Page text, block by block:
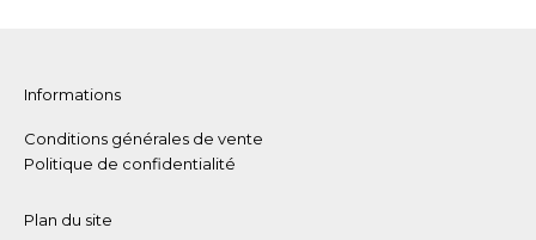
Informations
Conditions générales de vente
Politique de confidentialité
Plan du site